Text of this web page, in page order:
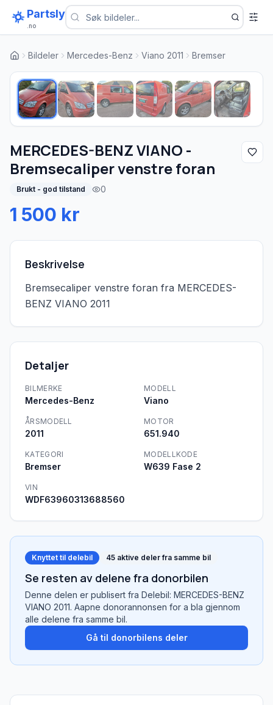
Partsly
.no
Bildeler Mercedes-Benz Viano 2011 Bremser
MERCEDES-BENZ VIANO -
Bremsecaliper venstre foran
Brukt - god tilstand 0
1 500 kr
Beskrivelse
Bremsecaliper venstre foran fra MERCEDES-
BENZ VIANO 2011
Detaljer
BILMERKE
Mercedes-Benz
MODELL
Viano
ÅRSMODELL
2011
MOTOR
651.940
KATEGORI
Bremser
MODELLKODE
W639 Fase 2
VIN
WDF63960313688560
Knyttet til delebil 45 aktive deler fra samme bil
Se resten av delene fra donorbilen
Denne delen er publisert fra Delebil: MERCEDES-BENZ
VIANO 2011. Aapne donorannonsen for a bla gjennom
alle delene fra samme bil.
Gå til donorbilens deler